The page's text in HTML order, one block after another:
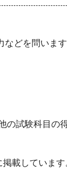
どを問います
試験科目の
載しています